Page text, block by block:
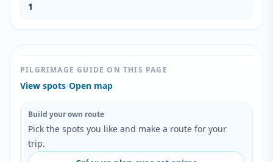
1
PILGRIMAGE GUIDE ON THIS PAGE
View spots/Open map
Build your own route
Pick the spots you like and make a route for your
trip.